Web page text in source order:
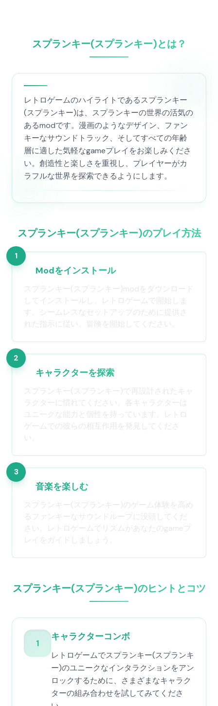
スプランキー(スプランキー)とは？
レトロゲームのハイライトであるスプランキー
(スプランキー)は、スプランキーの世界の活気の
あるmodです。漫画のようなデザイン、ファン
キーなサウンドトラック、そしてすべての年齢
層に適した気軽なgameプレイをお楽しみくださ
い。創造性と楽しさを重視し、プレイヤーがカ
ラフルな世界を探索できるようにします。
スプランキー(スプランキー)のプレイ方法
1
Modをインストール
スプランキー(スプランキー)modをダウンロード
してインストールし、レトロゲームで開始しま
す。シームレスなセットアップのために提供さ
れた指示に従い、冒険を開始してください。
2
キャラクターを探索
スプランキー(スプランキー)で再設計されたキャ
ラクターに慣れてください。各キャラクターは
ユニークな能力と個性を持っています。レトロ
ゲームでの彼らの相互作用を発見してくださ
い。
3
音楽を楽しむ
スプランキー(スプランキー)のゲーム体験を高め
るファンキーなサウンドループに没頭してくだ
さい。レトロゲームでリズムがあなたのgameプ
レイをガイドしましょう。
スプランキー(スプランキー)のヒントとコツ
1
キャラクターコンボ
レトロゲームでスプランキー(スプランキ
ー)のユニークなインタラクションをアン
ロックするために、さまざまなキャラク
ターの組み合わせを試してみてくださ